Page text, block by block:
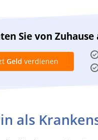
Sie von
Geld verdienen
als